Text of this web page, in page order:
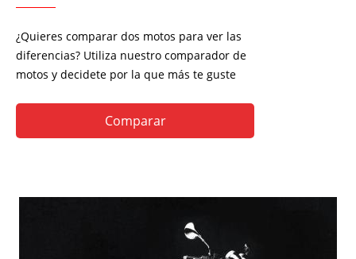
¿Quieres comparar dos motos para ver las
diferencias? Utiliza nuestro comparador de
motos y decidete por la que más te guste
Comparar